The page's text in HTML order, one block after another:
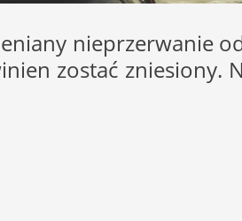
nieprzerwanie
zostać